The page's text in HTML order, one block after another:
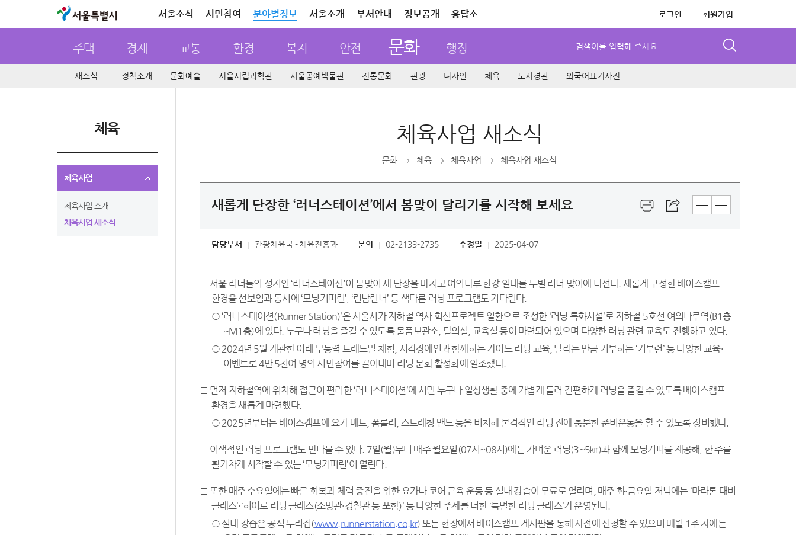
서울특별시 서울소식 시민참여 분야별정보 서울소개 부서안내 정보공개 응답소 로그인 회원가입
주택 경제 교통 환경 복지 안전 문화 행정 검색어를 입력해 주세요
새소식 정책소개 문화예술 서울시립과학관 서울공예박물관 전통문화 관광 디자인 체육 도시경관 외국어표기사전
체육
체육사업
체육사업 소개
체육사업 새소식
체육사업 새소식
문화 체육 체육사업 체육사업 새소식
새롭게 단장한 ‘러너스테이션’에서 봄맞이 달리기를 시작해 보세요
담당부서 관광체육국 체육진흥과 문의 02-2133-2735 수정일 2025-04-07
□ 서울 러너들의 성지인 ‘러너스테이션’이 봄맞이 새 단장을 마치고 여의나루 한강 일대를 누빌 러너 맞이에 나선다. 새롭게 구성한 베이스캠프
환경을 선보임과 동시에 ‘모닝커피런’, ‘런남런녀’ 등 색다른 러닝 프로그램도 기다린다.
○ ‘러너스테이션(Runner Station)’은 서울시가 지하철 역사 혁신프로젝트 일환으로 조성한 ‘러닝 특화시설’로 지하철 5호선 여의나루역(B1층
~M1층)에 있다. 누구나 러닝을 즐길 수 있도록 물품보관소, 탈의실, 교육실 등이 마련되어 있으며 다양한 러닝 관련 교육도 진행하고 있다.
○ 2024년 5월 개관한 이래 무동력 트레드밀 체험, 시각장애인과 함께하는 가이드 러닝 교육, 달리는 만큼 기부하는 ‘기부런’ 등 다양한 교육·
이벤트로 4만 5천여 명의 시민참여를 끌어내며 러닝 문화 활성화에 일조했다.
□ 먼저 지하철역에 위치해 접근이 편리한 ‘러너스테이션’에 시민 누구나 일상생활 중에 가볍게 들러 간편하게 러닝을 즐길 수 있도록 베이스캠프
환경을 새롭게 마련했다.
○ 2025년부터는 베이스캠프에 요가 매트, 폼롤러, 스트레칭 밴드 등을 비치해 본격적인 러닝 전에 충분한 준비운동을 할 수 있도록 정비했다.
□ 이색적인 러닝 프로그램도 만나볼 수 있다. 7일(월)부터 매주 월요일(07시~08시)에는 가벼운 러닝(3~5㎞)과 함께 모닝커피를 제공해, 한 주를
활기차게 시작할 수 있는 ‘모닝커피런’이 열린다.
□ 또한 매주 수요일에는 빠른 회복과 체력 증진을 위한 요가나 코어 근육 운동 등 실내 강습이 무료로 열리며, 매주 화·금요일 저녁에는 ‘마라톤 대비
클래스’·‘히어로 러닝 클래스(소방관·경찰관 등 포함)’ 등 다양한 주제를 더한 ‘특별한 러닝 클래스’가 운영된다.
○ 실내 강습은 공식 누리집(www.runnerstation.co.kr) 또는 현장에서 베이스캠프 게시판을 통해 사전에 신청할 수 있으며 매월 1주 차에는